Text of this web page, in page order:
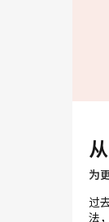
为
过
法